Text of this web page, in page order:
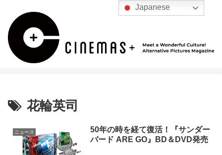
花輪英司
ニュース
50年の時を経て復活！『サンダー
バード ARE GO』BD＆DVD発売
Japanese